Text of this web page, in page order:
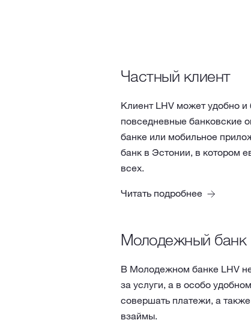
Частный клиент
Клиент LHV может удобно
повседневные банковские
банке или мобильное
банк в Эстонии, в котором
всех.
Читать подробнее
Молодежный банк
В Молодежном банке LHV
за услуги, а в особо
совершать платежи, а
взаймы.